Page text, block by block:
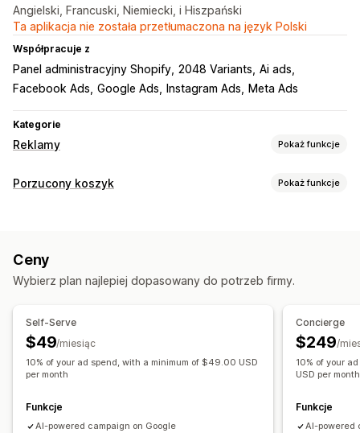
Angielski, Francuski, Niemiecki, i Hiszpański
Ta aplikacja nie została przetłumaczona na język Polski
Współpracuje z
Panel administracyjny Shopify 2048 Variants Ai ads
Facebook Ads Google Ads Instagram Ads Meta Ads
Kategorie
Reklamy Pokaż funkcje
Targetowanie
Oparte na lokalizacji
Kategoria produktu
Na podstawie czasu
Zarządzanie kampanią
Optymalizacja AI Zautomatyzowane kampanie
Optymalizacja ofert
Copywriting oparty na AI
Zdjęcia i filmy wygenerowane przez AI
Media społecznościowe Strona internetowa
Porzucony koszyk Pokaż funkcje
Wielokanałowe przesyłanie wiadomości
Śledzenie konwersji Zautomatyzowane przepływy pracy
Niestandardowy branding
Reguły targetowania
Śledzenie zachowań
Ceny
Wybierz plan najlepiej dopasowany do potrzeb firmy.
Self-Serve
$49/miesiąc
10% of your ad spend, with a minimum of $49.00 USD
per month
Funkcje
AI-powered campaign on Google
Concierge
$249/
10% of your
USD per month
Funkcje
AI-powered